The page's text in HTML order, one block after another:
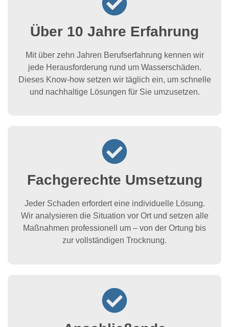
Über 10 Jahre Erfahrung
Mit über zehn Jahren Berufserfahrung kennen wir
jede Herausforderung rund um Wasserschäden.
Dieses Know-how setzen wir täglich ein, um schnelle
und nachhaltige Lösungen für Sie umzusetzen.
Fachgerechte Umsetzung
Jeder Schaden erfordert eine individuelle Lösung.
Wir analysieren die Situation vor Ort und setzen alle
Maßnahmen professionell um – von der Ortung bis
zur vollständigen Trocknung.